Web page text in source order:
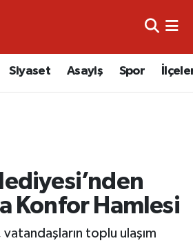
Siyaset Asayiş Spor
Konfor Hamlesi
toplu ulaşım
Durumu ve Fikstür